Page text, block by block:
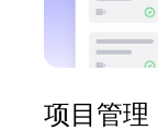
项目管理